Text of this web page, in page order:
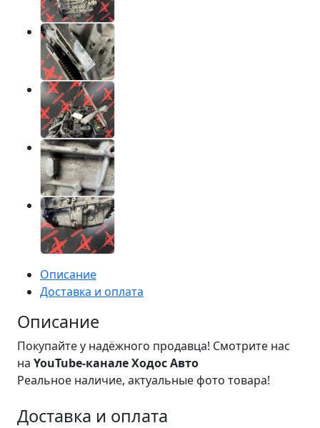
Описание
Доставка и оплата
Описание
Покупайте у надёжного продавца! Смотрите нас
на YouTube-канале Ходос Авто
Реальное наличие, актуальные фото товара!
Доставка и оплата